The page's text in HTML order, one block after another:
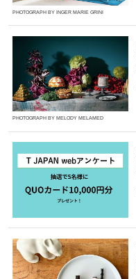
PHOTOGRAPH BY INGER MARIE GRINI
PHOTOGRAPH BY MELODY MELAMED